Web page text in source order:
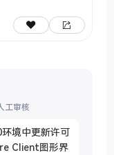
工审核
境中更新许可
Client图形界